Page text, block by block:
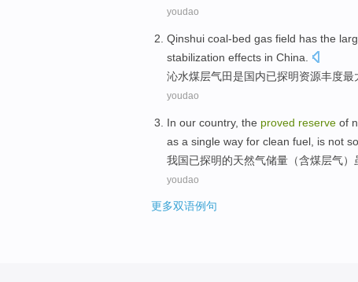
youdao
Qinshui coal-bed gas field has the
stabilization effects in China
沁水煤层气田是国内已探明资源丰度最
youdao
In our country, the proved reserve of
as a single way for clean fuel , is not
我国已探明的天然气储量 （含煤层气）
youdao
更多双语例句